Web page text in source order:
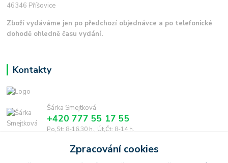
46346 Příšovice
Zboží vydáváme jen po předchozí objednávce a po telefonické
dohodě ohledně času vydání.
Kontakty
Šárka Smejtková
+420 777 55 17 55
Po,St: 8-16.30 h., Út,Čt: 8-14 h.
smejtkova@trigonmedia.czZpracování cookies